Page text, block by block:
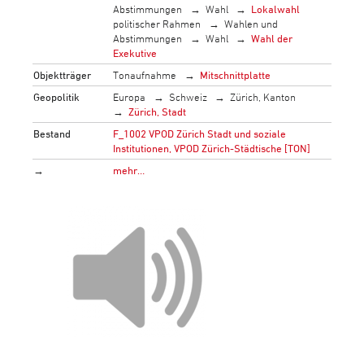
Abstimmungen
Wahl
Lokalwahl
politischer Rahmen
Wahlen und
Abstimmungen
Wahl
Wahl der
Exekutive
Objektträger
Tonaufnahme
Mitschnittplatte
Geopolitik
Europa Schweiz
Zürich, Kanton
Zürich, Stadt
Bestand
F_1002 VPOD Zürich Stadt und soziale
Institutionen, VPOD Zürich-Städtische [TON]
→
mehr…